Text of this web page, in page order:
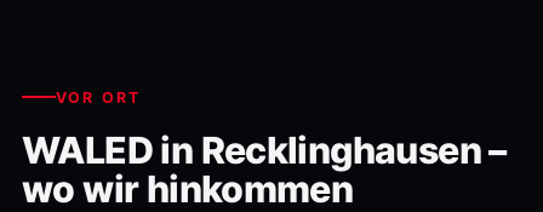
VOR ORT
WALED in Recklinghausen –
wo wir hinkommen